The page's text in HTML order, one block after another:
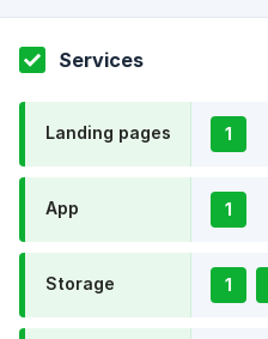
Services
Landing pages 1
App 1
Storage 1